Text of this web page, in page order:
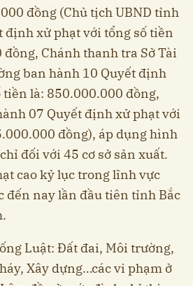
đồng (Chủ tịch UBND tỉnh
định xử phạt với tổng số tiền
Chánh thanh tra Sở Tài
ban hành 10 Quyết định
là: 850.000.000 đồng,
07 Quyết định xử phạt với
đồng), áp dụng hình
đối với 45 cơ sở sản xuất.
cao kỷ lục trong lĩnh vực
đến nay lần đầu tiên tỉnh Bắc
Luật: Đất đai, Môi trường,
Xây dựng…các vi phạm ở